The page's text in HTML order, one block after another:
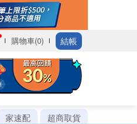
購物車(0) 結帳
家速配
超商取貨